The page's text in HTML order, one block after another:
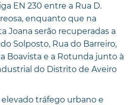
EN 230 entre a Rua D.
enquanto que na
Joana serão recuperadas a
Solposto, Rua do Barreiro,
Boavista e a Rotunda junto à
do Distrito de Aveiro
tráfego urbano e